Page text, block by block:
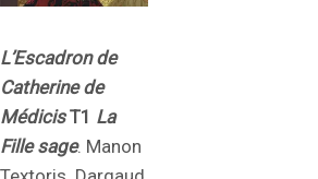
L’Escadron de
Catherine de
MédicisT1 La
Fille sage. Manon